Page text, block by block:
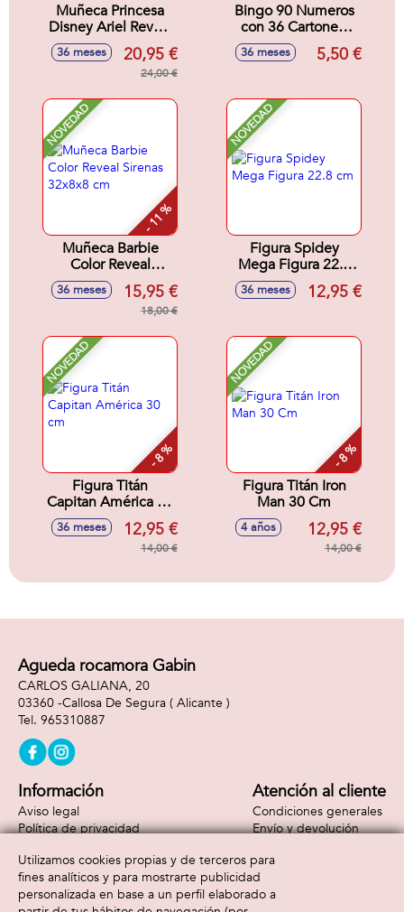
Muñeca Princesa
Disney Ariel Reveal
Con Accesorios
Sorpresa.32x18x6
36 meses 20,95 €
24,00 €
Bingo 90 Numeros
con 36 Cartones.
16,5x9 cm.
36 meses 5,50 €
NOVEDAD
- 11 %
Muñeca Barbie
Color Reveal
Sirenas 32x8x8 cm
36 meses 15,95 €
18,00 €
NOVEDAD
Figura Spidey
Mega Figura 22.8
cm
36 meses 12,95 €
NOVEDAD
- 8 %
Figura Titán
Capitan América 30
cm
36 meses 12,95 €
14,00 €
NOVEDAD
- 8 %
Figura Titán Iron
Man 30 Cm
4 años 12,95 €
14,00 €
Agueda rocamora Gabin
CARLOS GALIANA, 20
03360 -Callosa De Segura ( Alicante )
965310887
Información
Aviso legal
Política de privacidad
Atención al cliente
Condiciones generales
Envío y devolución
Formas de pago
Utilizamos cookies propias y de terceros para
fines analíticos y para mostrarte publicidad
personalizada en base a un perfil elaborado a